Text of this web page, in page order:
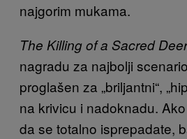
najgorim mukama.
The Killing of a Sacred Deer
nagradu za najbolji
proglašen za „briljantni“,
na krivicu i nadoknadu.
da se totalno isprepadate,